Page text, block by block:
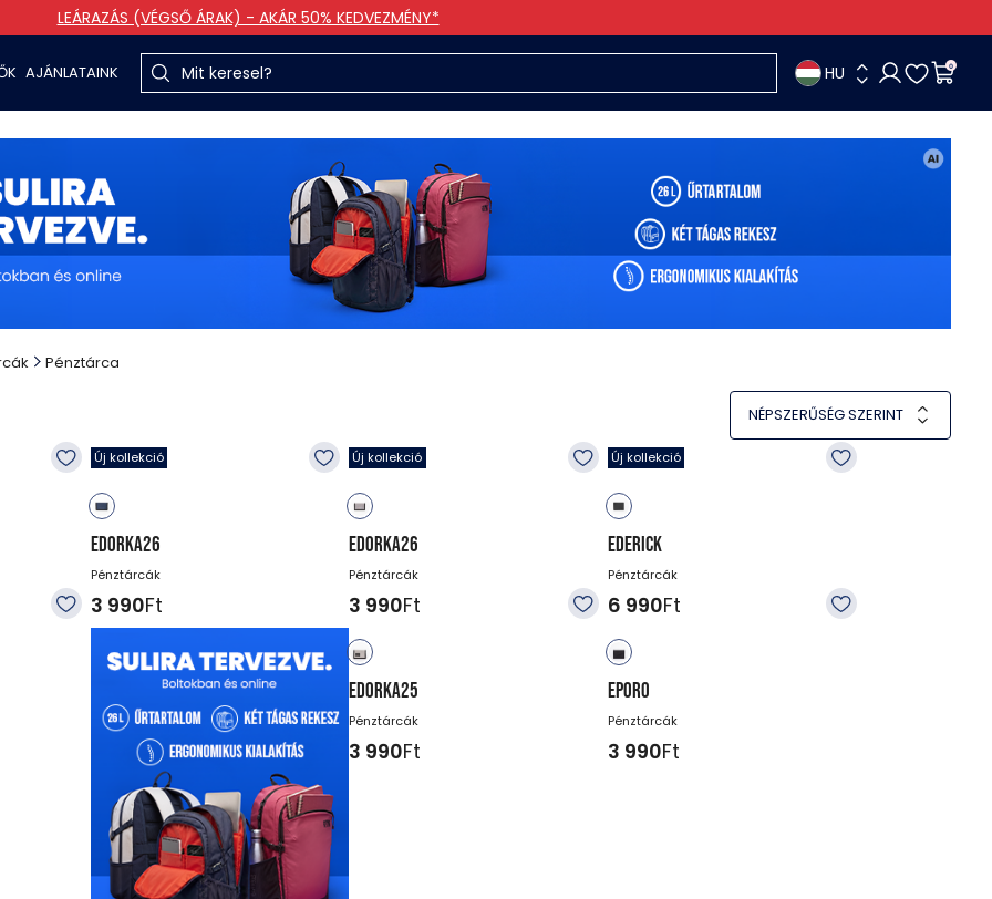
LEÁRAZÁS (VÉGSŐ ÁRAK) - AKÁR 50% KEDVEZMÉNY*
AJÁNLATAINK HU 0
Pénztárca
NÉPSZERŰSÉG SZERINT
Új kollekció
EDORKA26
Pénztárcák
3 990Ft
Új kollekció
EDORKA26
Pénztárcák
3 990Ft
Új kollekció
EDERICK
Pénztárcák
6 990Ft
EDORKA25
Pénztárcák
3 990Ft
EPORO
Pénztárcák
3 990Ft